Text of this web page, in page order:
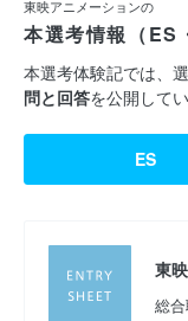
東映アニメーションの
本選考情報（ES
本選考体験記では、
問と回答を公開してい
ES
東
総